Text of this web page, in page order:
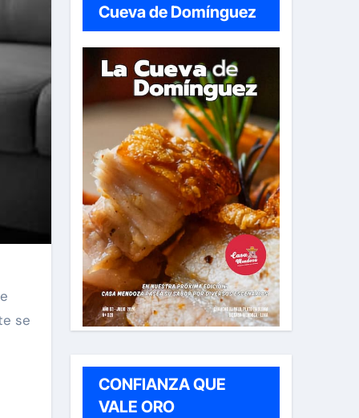
se
Cueva de Domínguez
CONFIANZA QUE
VALE ORO